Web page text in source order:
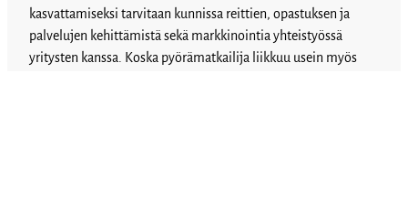
kasvattamiseksi tarvitaan kunnissa reittien, opastuksen ja
palvelujen kehittämistä sekä markkinointia yhteistyössä
yritysten kanssa. Koska pyörämatkailija liikkuu usein myös